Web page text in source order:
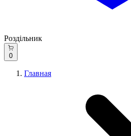
Роздільник
0
Главная